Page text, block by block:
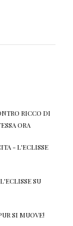
RICCO DI
ORA
- L'ECLISSE
SU
SI MUOVE!